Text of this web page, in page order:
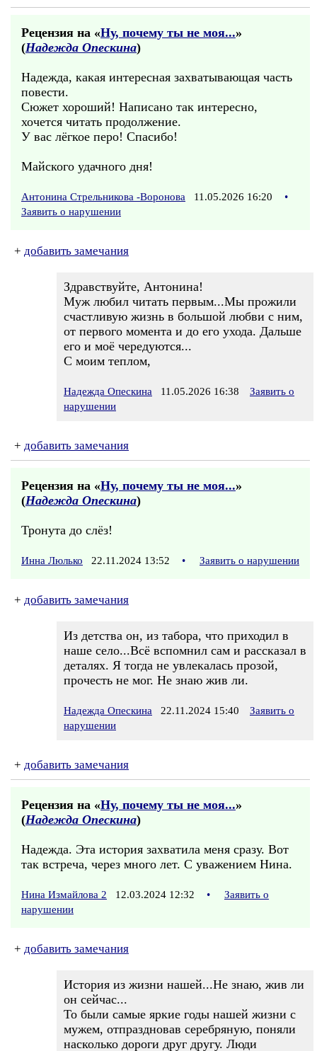
Рецензия на «Ну, почему ты не моя...»
(Надежда Опескина)
Надежда, какая интересная захватывающая часть
повести.
Сюжет хороший! Написано так интересно,
хочется читать продолжение.
У вас лёгкое перо! Спасибо!
Майского удачного дня!
Антонина Стрельникова -Воронова 11.05.2026 16:20
•
Заявить о нарушении
+ добавить замечания
Здравствуйте, Антонина!
Муж любил читать первым...Мы прожили
счастливую жизнь в большой любви с ним,
от первого момента и до его ухода. Дальше
его и моё чередуются...
С моим теплом,
Надежда Опескина 11.05.2026 16:38
Заявить о
нарушении
+ добавить замечания
Рецензия на «Ну, почему ты не моя...»
(Надежда Опескина)
Тронута до слёз!
Инна Люлько 22.11.2024 13:52 • Заявить о нарушении
+ добавить замечания
Из детства он, из табора, что приходил в
наше село...Всё вспомнил сам и рассказал в
деталях. Я тогда не увлекалась прозой,
прочесть не мог. Не знаю жив ли.
Надежда Опескина 22.11.2024 15:40
Заявить о
нарушении
+ добавить замечания
Рецензия на «Ну, почему ты не моя...»
(Надежда Опескина)
Надежда. Эта история захватила меня сразу. Вот
так встреча, через много лет. С уважением Нина.
Нина Измайлова 2 12.03.2024 12:32 •
Заявить о
нарушении
+ добавить замечания
История из жизни нашей...Не знаю, жив ли
он сейчас...
То были самые яркие годы нашей жизни с
мужем, отпраздновав серебряную, поняли
насколько дороги друг другу. Люди